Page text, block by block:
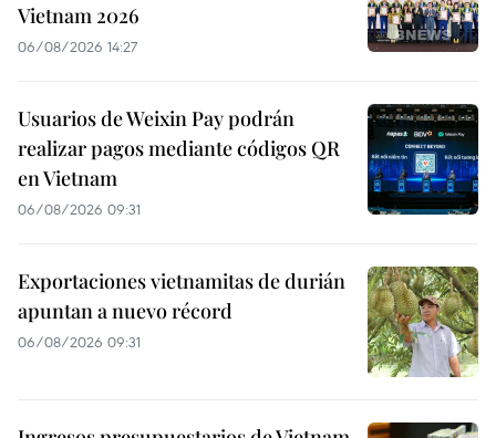
Vietnam 2026
06/08/2026 14:27
Usuarios de Weixin Pay podrán
realizar pagos mediante códigos QR
en Vietnam
06/08/2026 09:31
Exportaciones vietnamitas de durián
apuntan a nuevo récord
06/08/2026 09:31